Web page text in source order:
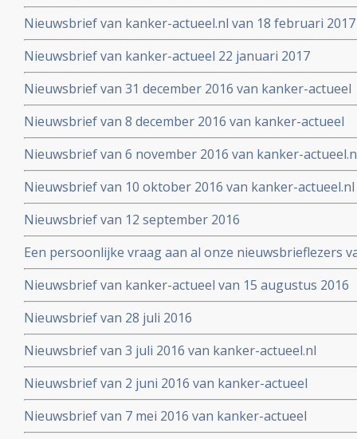
Nieuwsbrief van kanker-actueel.nl van 18 februari 2017
Nieuwsbrief van kanker-actueel 22 januari 2017
Nieuwsbrief van 31 december 2016 van kanker-actueel
Nieuwsbrief van 8 december 2016 van kanker-actueel
Nieuwsbrief van 6 november 2016 van kanker-
Nieuwsbrief van 10 oktober 2016 van kanker-actueel.nl
Nieuwsbrief van 12 september 2016
Een persoonlijke vraag aan al onze nieuwsbrieflezers
Nieuwsbrief van kanker-actueel van 15 augustus 2016
Nieuwsbrief van 28 juli 2016
Nieuwsbrief van 3 juli 2016 van kanker-actueel.nl
Nieuwsbrief van 2 juni 2016 van kanker-actueel
Nieuwsbrief van 7 mei 2016 van kanker-actueel